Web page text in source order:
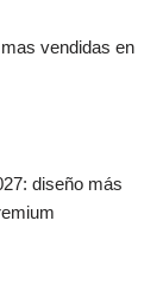
vendidas en
diseño más